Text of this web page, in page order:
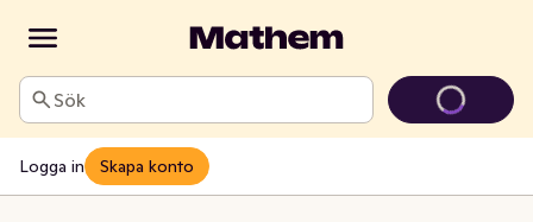
Sök
Logga in Skapa konto